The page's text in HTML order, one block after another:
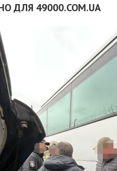
ДЛЯ 49000.COM.UA